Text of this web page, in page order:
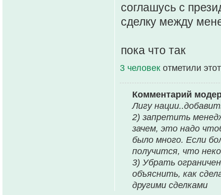
соглашусь с
сделку между
пока что так
3 человек отметили
Комментарий
Лигу
2) запретить
зачем, это надо
было много. Если
получится, что
3) Убрать
объяснить, как
другими сделками